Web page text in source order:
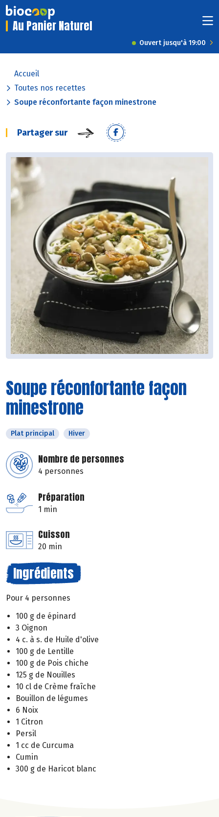
Au Panier Naturel
Ouvert jusqu'à 19:00
Accueil
Toutes nos recettes
Soupe réconfortante façon minestrone
Partager sur
Soupe réconfortante façon
minestrone
Plat principal Hiver
Nombre de personnes
4 personnes
Préparation
1 min
Cuisson
20 min
Ingrédients
Pour 4 personnes
100 g de épinard
3 Oignon
4 c. à s. de Huile d'olive
100 g de Lentille
100 g de Pois chiche
125 g de Nouilles
10 cl de Crème fraîche
Bouillon de légumes
6 Noix
1 Citron
Persil
1 cc de Curcuma
Cumin
300 g de Haricot blanc